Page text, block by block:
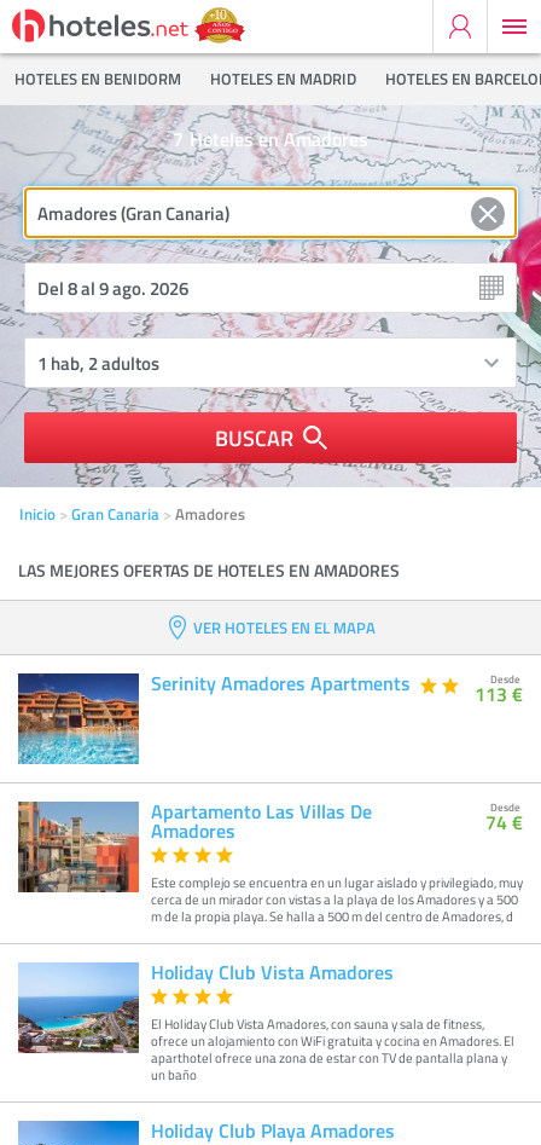
HOTELES EN BENIDORM HOTELES EN MADRID HOTELES EN
Hoteles en Amadores
7
BUSCAR
Inicio Gran Canaria Amadores
LAS MEJORES OFERTAS DE HOTELES EN AMADORES
VER HOTELES EN EL MAPA
Serinity Amadores Apartments Desde
113 €
Apartamento Las Villas De
Amadores
Este complejo se encuentra en un lugar aislado y privilegiado, muy
cerca de un mirador con vistas a la playa de los Amadores y a 500
m de la propia playa. Se halla a 500 m del centro de Amadores, d
Desde
74 €
Holiday Club Vista Amadores
El Holiday Club Vista Amadores, con sauna y sala de fitness,
ofrece un alojamiento con WiFi gratuita y cocina en Amadores. El
aparthotel ofrece una zona de estar con TV de pantalla plana y
un baño
Holiday Club Playa Amadores